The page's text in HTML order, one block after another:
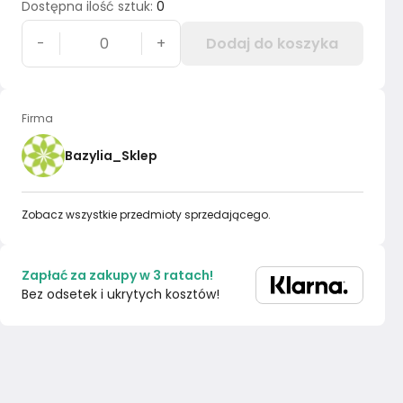
Dostępna ilość sztuk: 0
- + Dodaj do koszyka
Firma
Bazylia_Sklep
Zobacz wszystkie przedmioty sprzedającego.
Zapłać za zakupy w 3 ratach!
Bez odsetek i ukrytych kosztów!